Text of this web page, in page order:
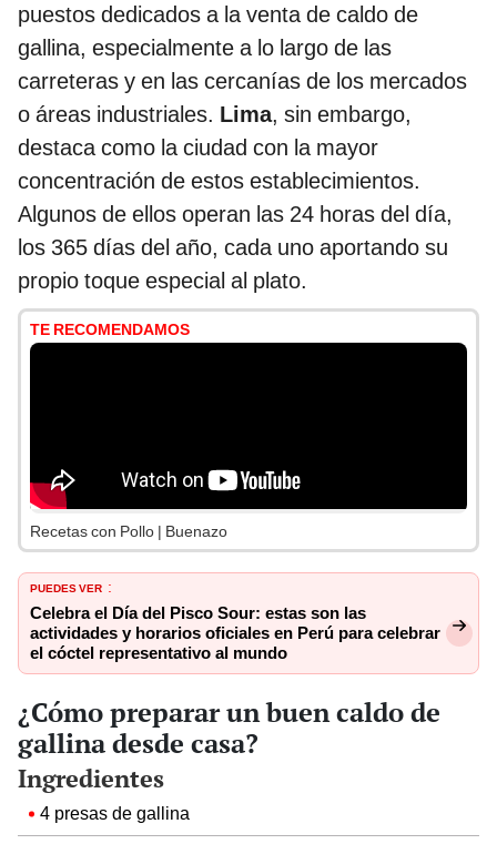
puestos dedicados a la venta de caldo de
gallina, especialmente a lo largo de las
carreteras y en las cercanías de los mercados
o áreas industriales. Lima, sin embargo,
destaca como la ciudad con la mayor
concentración de estos establecimientos.
Algunos de ellos operan las 24 horas del día,
los 365 días del año, cada uno aportando su
propio toque especial al plato.
TE RECOMENDAMOS
Recetas con Pollo | Buenazo
PUEDES VER :
Celebra el Día del Pisco Sour: estas son las
actividades y horarios oficiales en Perú para celebrar
el cóctel representativo al mundo
¿Cómo preparar un buen caldo de
gallina desde casa?
Ingredientes
4 presas de gallina